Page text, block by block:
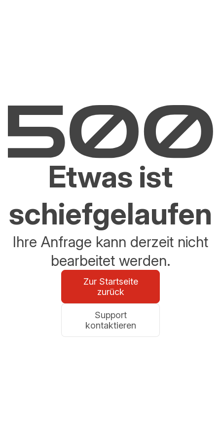
Etwas ist
schiefgelaufen
Ihre Anfrage kann derzeit nicht
bearbeitet werden.
Zur Startseite
zurück
Support
kontaktieren